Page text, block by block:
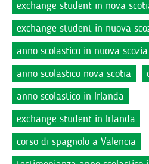
exchange student in nova
exchange student in nuova
anno scolastico in nuova scozia
anno scolastico nova scotia
anno scolastico in Irlanda
exchange student in Irlanda
corso di spagnolo a Valencia